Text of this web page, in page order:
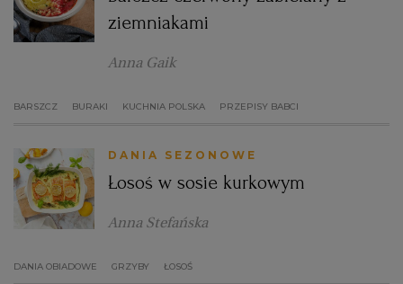
ziemniakami
Anna Gaik
BARSZCZ BURAKI KUCHNIA POLSKA PRZEPISY BABCI
DANIA SEZONOWE
Łosoś w sosie kurkowym
Anna Stefańska
DANIA OBIADOWE GRZYBY ŁOSOŚ